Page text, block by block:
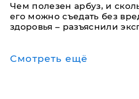
Чем полезен арбуз, и
его можно съедать без
здоровья – разъяснили
Смотреть ещё